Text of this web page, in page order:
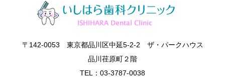
〒142-0053 東京都品川区中延5-2-2 ザ・パークハウス
品川荏原町２階
TEL：03-3787-0038